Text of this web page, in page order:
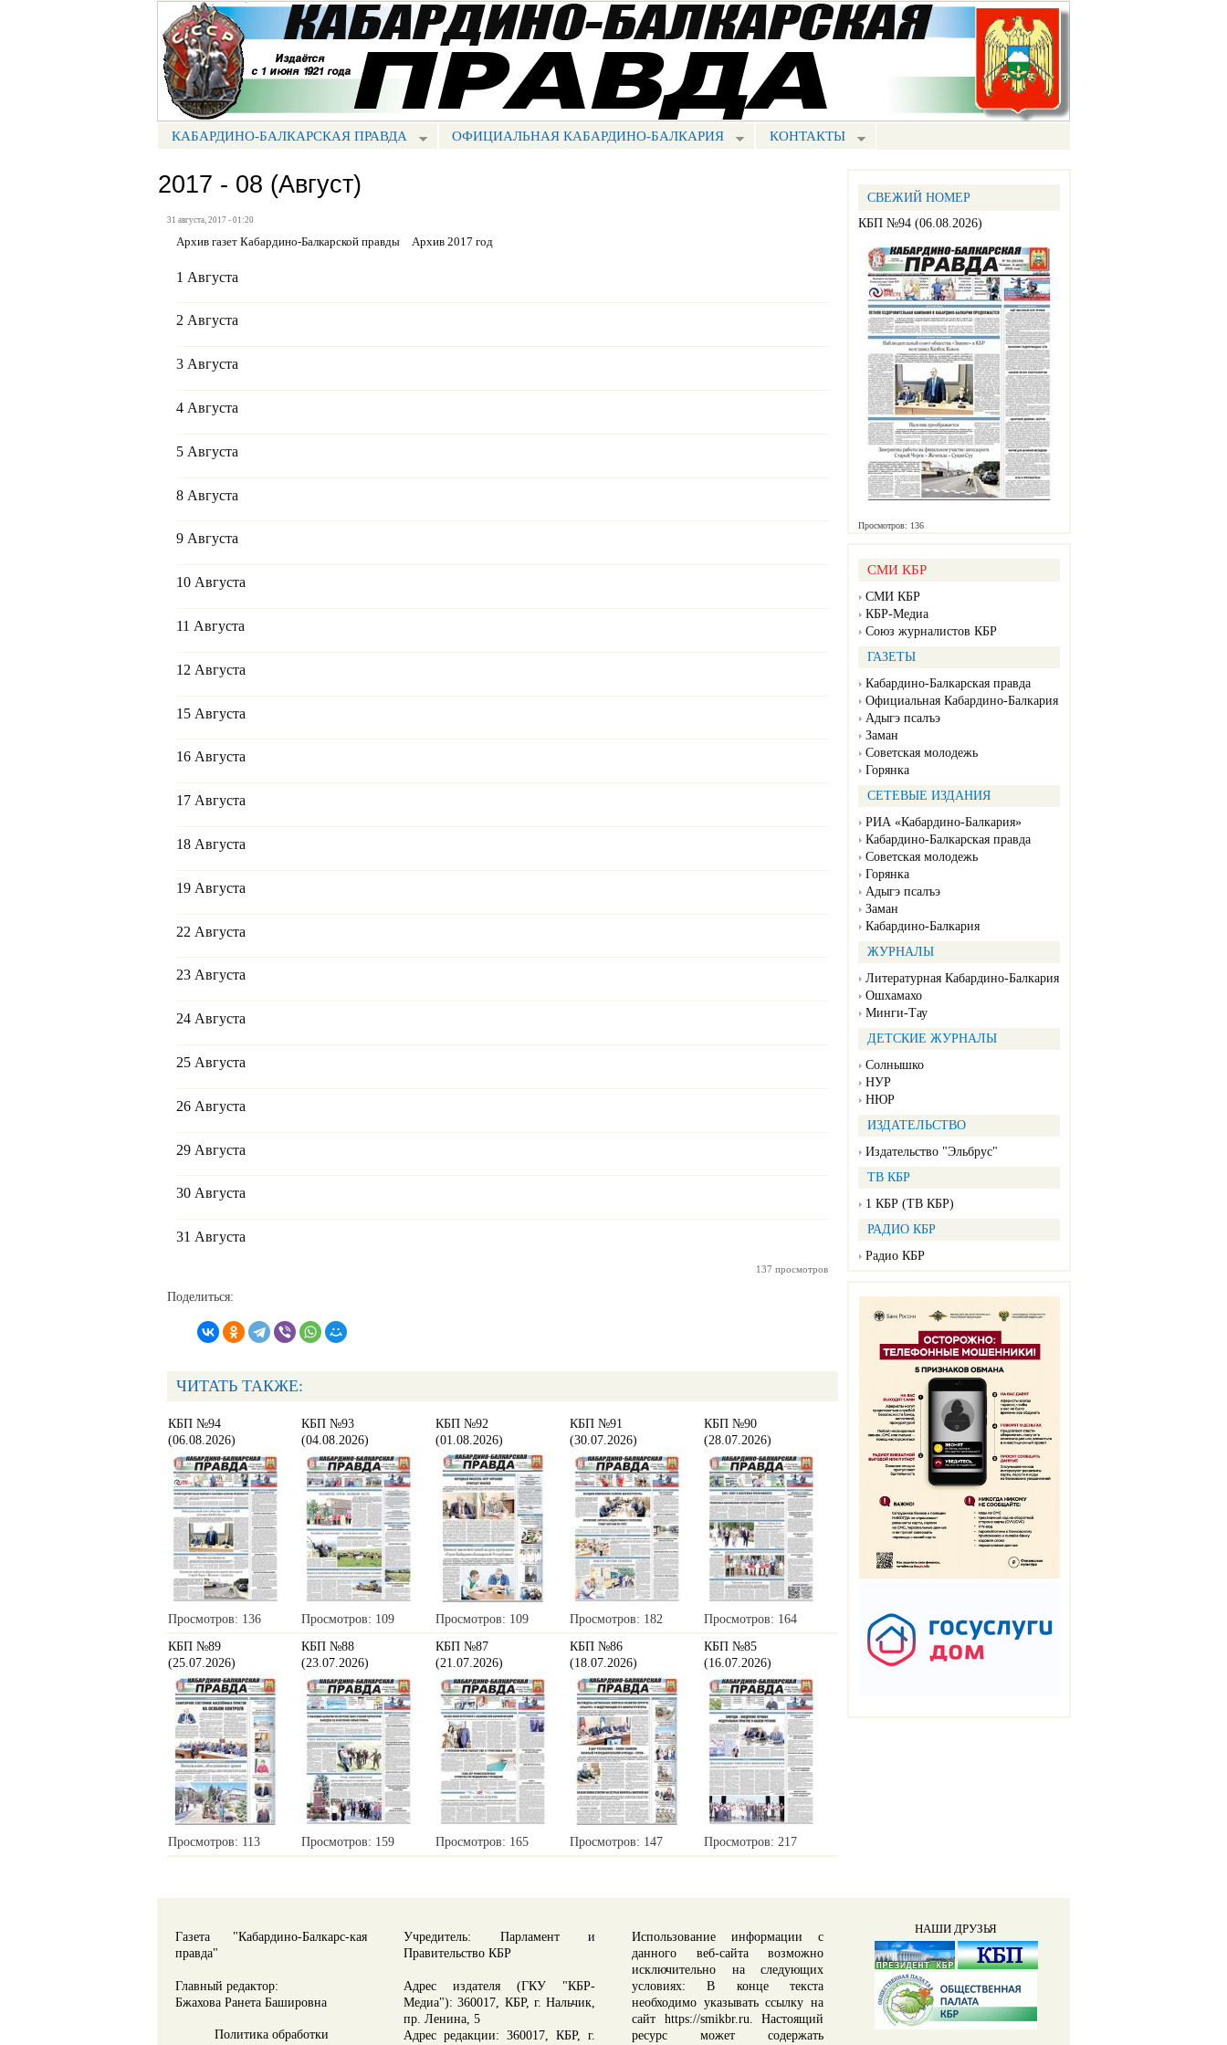
Перейти к
основному
Портал СМИ КБР
МЕНЮ КБП
КАБАРДИНО-БАЛКАРСКАЯ ПРАВДА ОФИЦИАЛЬНАЯ КАБАРДИНО-БАЛКАРИЯ КОНТАКТЫ
СВЕЖИЙ НОМЕР
КБП №94 (06.08.2026)
Просмотров: 136
СМИ КБР
СМИ КБР
КБР-Медиа
Союз журналистов КБР
ГАЗЕТЫ
Кабардино-Балкарская правда
Официальная Кабардино-Балкария
Адыгэ псалъэ
Заман
Советская молодежь
Горянка
СЕТЕВЫЕ ИЗДАНИЯ
РИА «Кабардино-Балкария»
Кабардино-Балкарская правда
Советская молодежь
Горянка
Адыгэ псалъэ
Заман
Кабардино-Балкария
ЖУРНАЛЫ
Литературная Кабардино-Балкария
Ошхамахо
Минги-Тау
ДЕТСКИЕ ЖУРНАЛЫ
Солнышко
НУР
НЮР
ИЗДАТЕЛЬСТВО
Издательство "Эльбрус"
ТВ КБР
1 КБР (ТВ КБР)
РАДИО КБР
Радио КБР
2017 - 08 (Август)
31 августа, 2017 - 01:20
Архив газет Кабардино-Балкарской правды Архив 2017 год
1 Августа
2 Августа
3 Августа
4 Августа
5 Августа
8 Августа
9 Августа
10 Августа
11 Августа
12 Августа
15 Августа
16 Августа
17 Августа
18 Августа
19 Августа
22 Августа
23 Августа
24 Августа
25 Августа
26 Августа
29 Августа
30 Августа
31 Августа
137 просмотров
Поделиться:
ЧИТАТЬ ТАКЖЕ:
КБП №94
(06.08.2026)
Просмотров: 136
КБП №93
(04.08.2026)
Просмотров: 109
КБП №92
(01.08.2026)
Просмотров: 109
КБП №91
(30.07.2026)
Просмотров: 182
КБП №90
(28.07.2026)
Просмотров: 164
КБП №89
(25.07.2026)
Просмотров: 113
КБП №88
(23.07.2026)
Просмотров: 159
КБП №87
(21.07.2026)
Просмотров: 165
КБП №86
(18.07.2026)
Просмотров: 147
КБП №85
(16.07.2026)
Просмотров: 217
Газета "Кабардино-Балкарс-кая
правда"
Главный редактор:
Бжахова Ранета Башировна
Политика обработки
Учредитель: Парламент и
Правительство КБР
Адрес издателя (ГКУ "КБР-
Медиа"): 360017, КБР, г. Нальчик,
пр. Ленина, 5
Адрес редакции: 360017, КБР, г.
Использование информации с
данного веб-сайта возможно
исключительно на следующих
условиях: В конце текста
необходимо указывать ссылку на
сайт https://smikbr.ru. Настоящий
ресурс может содержать
НАШИ ДРУЗЬЯ